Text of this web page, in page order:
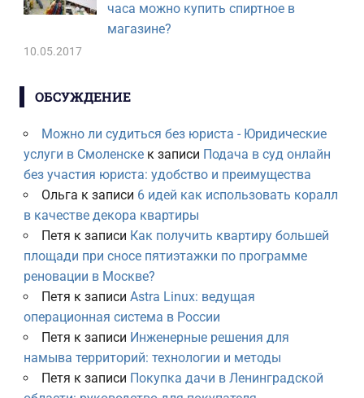
часа можно купить спиртное в
магазине?
10.05.2017
ОБСУЖДЕНИЕ
Можно ли судиться без юриста - Юридические
услуги в Смоленскек записи Подача в суд онлайн
без участия юриста: удобство и преимущества
Ольга к записи 6 идей как использовать коралл
в качестве декора квартиры
Петя к записи Как получить квартиру большей
площади при сносе пятиэтажки по программе
реновации в Москве?
Петя к записи Astra Linux: ведущая
операционная система в России
Петя к записи Инженерные решения для
намыва территорий: технологии и методы
Петя к записи Покупка дачи в Ленинградской